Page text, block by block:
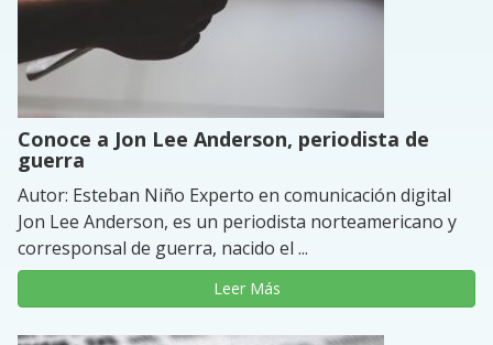
Conoce a Jon Lee Anderson, periodista de
guerra
Autor: Esteban Niño Experto en comunicación digital
Jon Lee Anderson, es un periodista norteamericano y
corresponsal de guerra, nacido el ...
Leer Más